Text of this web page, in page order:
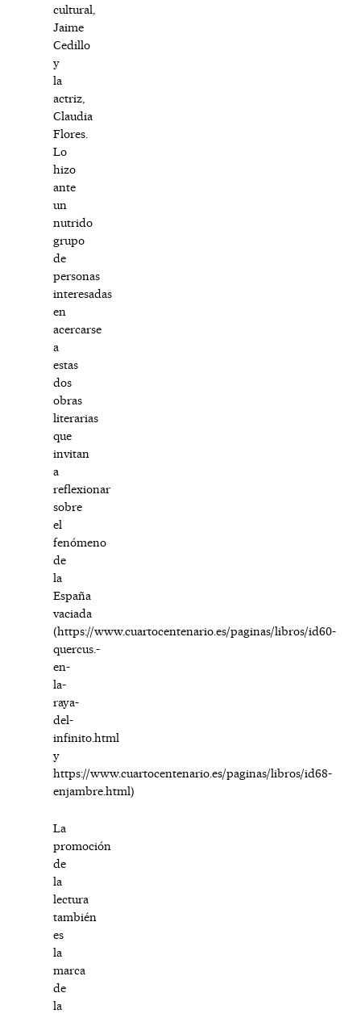
cultural,
Jaime
Cedillo
y
la
actriz,
Claudia
Flores.
Lo
hizo
ante
un
nutrido
grupo
de
personas
interesadas
en
acercarse
a
estas
dos
obras
literarias
que
invitan
a
reflexionar
sobre
el
fenómeno
de
la
España
vaciada
(https://www.cuartocentenario.es/paginas/libros/id60-
quercus.-
en-
la-
raya-
del-
infinito.html
y
https://www.cuartocentenario.es/paginas/libros/id68-
enjambre.html)
La
promoción
de
la
lectura
también
es
la
marca
de
la